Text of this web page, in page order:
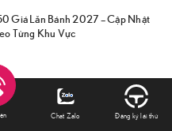
Giá Lăn Bánh 2027 – Cập Nhật
Từng Khu Vực
Thông Số Kỹ Thuật – Kích Thước
Chat Zalo Đăng ký lái thử